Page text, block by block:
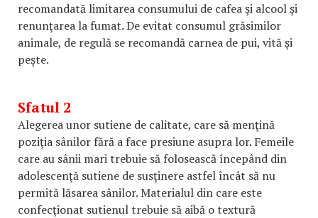
recomandată limitarea consumului de cafea şi alcool şi
renunţarea la fumat. De evitat consumul grăsimilor
animale, de regulă se recomandă carnea de pui, vită şi
peşte.
Sfatul 2
Alegerea unor sutiene de calitate, care să menţină
poziţia sânilor fără a face presiune asupra lor. Femeile
care au sânii mari trebuie să folosească începând din
adolescenţă sutiene de susţinere astfel încât să nu
permită lăsarea sânilor. Materialul din care este
confecţionat sutienul trebuie să aibă o textură